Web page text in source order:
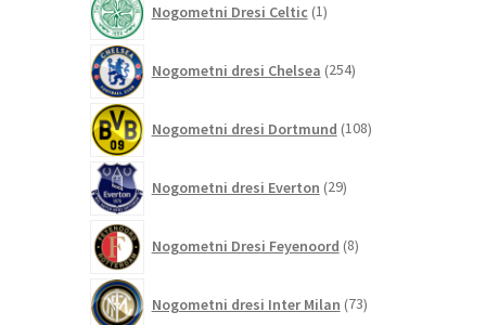
Nogometni Dresi Celtic 1izdelek
Nogometni dresi Chelsea 254izdelkov
Nogometni dresi Dortmund 108izdelkov
Nogometni dresi Everton 29izdelkov
Nogometni Dresi Feyenoord 8izdelkov
Nogometni dresi Inter Milan 73izdelkov